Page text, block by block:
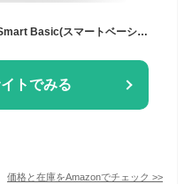
アイリスオーヤマ(IRIS OHYAMA) Smart Basic(スマートベーシック) アルファ米 10食セット 非常食 長期保存 5年保存 (製造から) 5種×2食 スプーン付き【Amazon.co.jp限定】
トでみる
価格と在庫をAmazonでチェック >>